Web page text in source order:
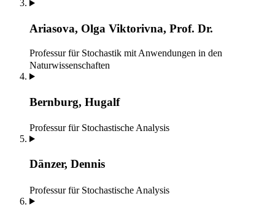
Ariasova, Olga Viktorivna, Prof. Dr.
Professur für Stochastik mit Anwendungen in den
Naturwissenschaften
Bernburg, Hugalf
Professur für Stochastische Analysis
Dänzer, Dennis
Professur für Stochastische Analysis